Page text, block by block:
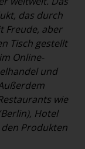
das durch
Freude, aber
Tisch gestellt
Online-
und
wie
Hotel
den Produkten